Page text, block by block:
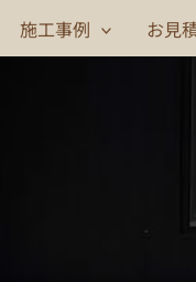
施工事例 お見